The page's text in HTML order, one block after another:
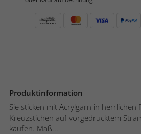
Produktinformation
Sie sticken mit Acrylgarn in herrlichen
Kreuzstichen auf vorgedrucktem
kaufen. Maß...